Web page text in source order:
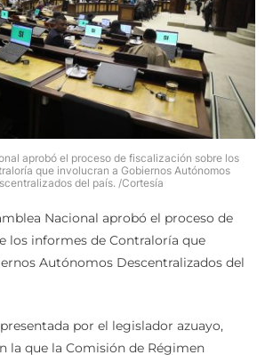
aprobó el proceso de fiscalización sobre los
que involucran a Gobiernos Autónomos
del país. /Cortesía
Nacional aprobó el proceso de
los informes de Contraloría que
Autónomos Descentralizados del
por el legislador azuayo,
la que la Comisión de Régimen